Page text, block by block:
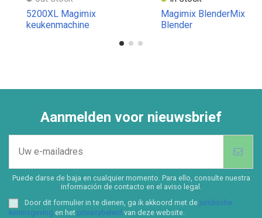
5200XL Magimix
keukenmachine
Magimix BlenderMix
Blender
Aanmelden voor nieuwsbrief
Puede darse de baja en cualquier momento. Para ello, consulte nuestra
información de contacto en el aviso legal.
Door dit formulier in te dienen, ga ik akkoord met de juridische
kennisgeving en het privacybeleid van deze website.